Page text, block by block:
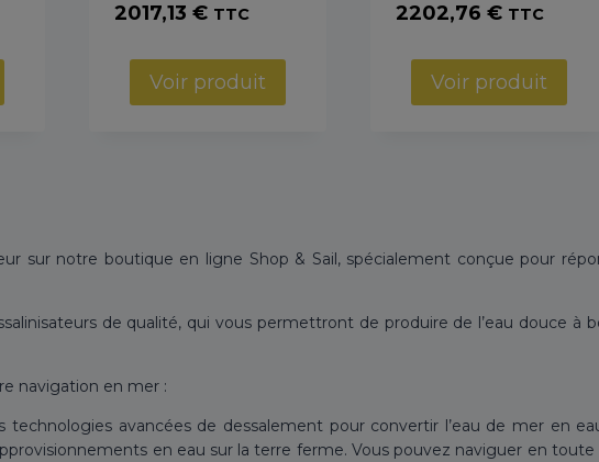
2017,13 € TTC
Voir produit
2202,76€ TTC
Voir produit
sur notre boutique en ligne Shop & Sail, spécialement conçue pour
de qualité, qui vous permettront de produire de l’eau douce à
navigation en mer :
technologies avancées de dessalement pour convertir l’eau de mer en
en eau sur la terre ferme. Vous pouvez naviguer en